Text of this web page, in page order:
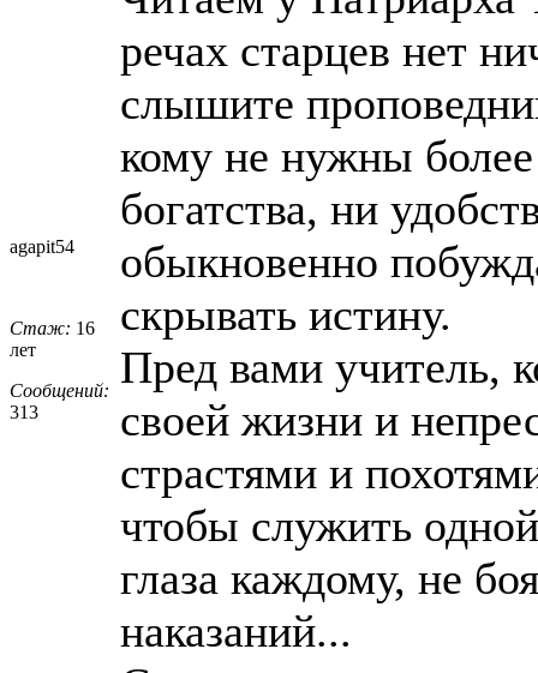
agapit54
Стаж: 16
лет
Сообщений:
313
речах старцев нет
слышите
кому не нужны
богатства, ни
обыкновенно
скрывать истину.
Пред вами учитель,
своей жизни и
страстями и
чтобы служить
глаза каждому, не
наказаний...